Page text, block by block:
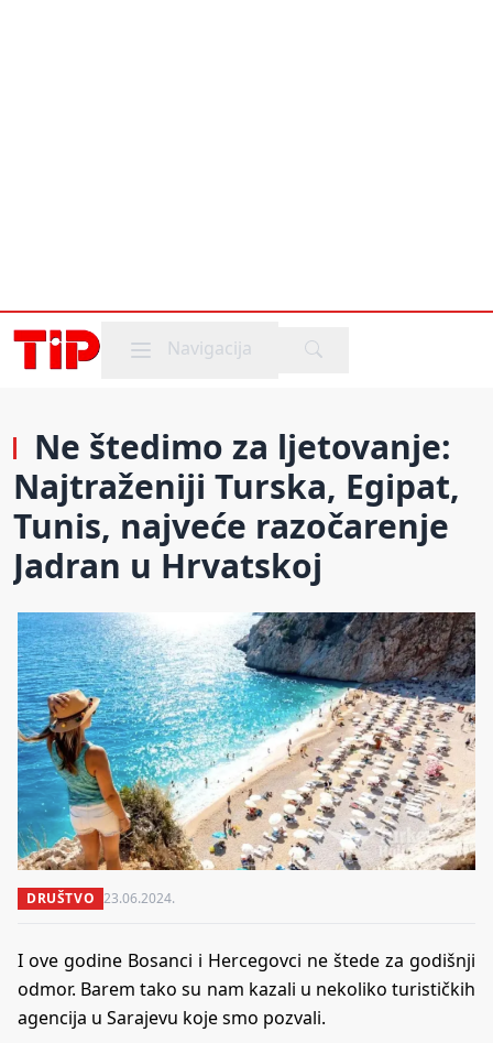
Mobile menu
Navigacija
Ne štedimo za ljetovanje:
Najtraženiji Turska, Egipat,
Tunis, najveće razočarenje
Jadran u Hrvatskoj
DRUŠTVO 23.06.2024.
I ove godine Bosanci i Hercegovci ne štede za godišnji
odmor. Barem tako su nam kazali u nekoliko turističkih
agencija u Sarajevu koje smo pozvali.